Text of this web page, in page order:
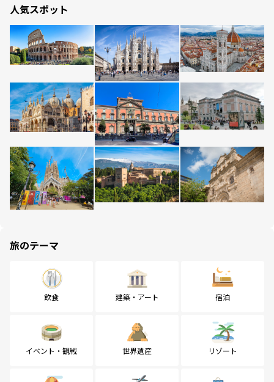
人気スポット
旅のテーマ
飲食 建築・アート 宿泊
イベント・観戦 世界遺産 リゾート